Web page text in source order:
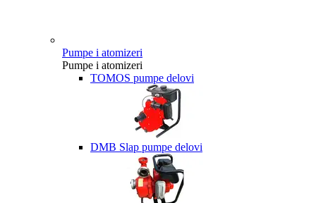
Pumpe i atomizeri
Pumpe i atomizeri
TOMOS pumpe delovi
DMB Slap pumpe delovi